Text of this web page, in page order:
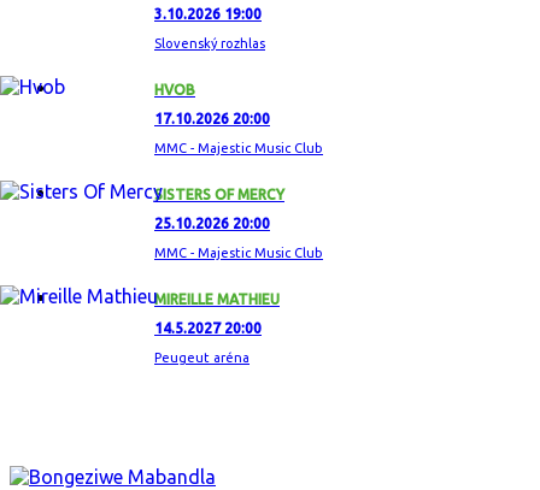
3.10.2026 19:00
Slovenský rozhlas
HVOB
17.10.2026 20:00
MMC - Majestic Music Club
SISTERS OF MERCY
25.10.2026 20:00
MMC - Majestic Music Club
MIREILLE MATHIEU
14.5.2027 20:00
Peugeut aréna